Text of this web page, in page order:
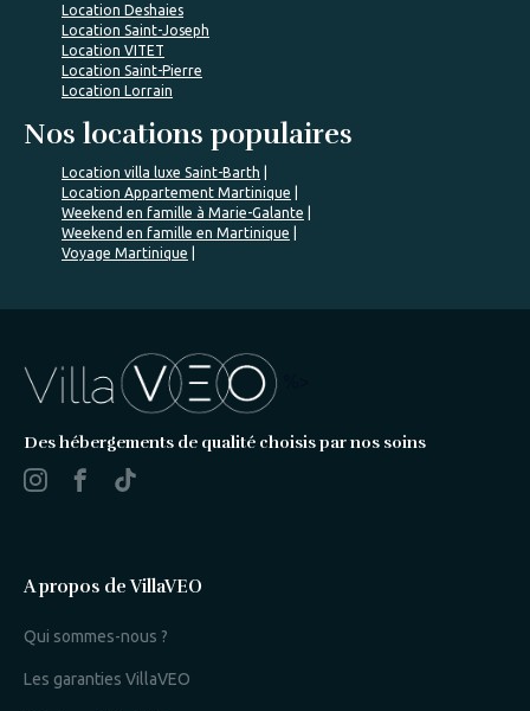
Location Deshaies
Location Saint-Joseph
Location VITET
Location Saint-Pierre
Location Lorrain
Nos locations populaires
Location villa luxe Saint-Barth
Location Appartement Martinique
Weekend en famille à Marie-Galante
Weekend en famille en Martinique
Voyage Martinique
Des hébergements de qualité choisis par nos soins
A propos de VillaVEO
Qui sommes-nous ?
Les garanties VillaVEO